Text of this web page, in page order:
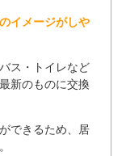
イメージがしや
ス・トイレなど
新のものに交換
できるため、居